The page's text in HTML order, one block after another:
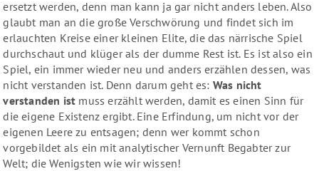
ersetzt werden, denn man kann ja gar nicht anders leben. Also
glaubt man an die große Verschwörung und findet sich im
erlauchten Kreise einer kleinen Elite, die das närrische Spiel
durchschaut und klüger als der dumme Rest ist. Es ist also ein
Spiel, ein immer wieder neu und anders erzählen dessen, was
nicht verstanden ist. Denn darum geht es: Was nicht
verstanden ist muss erzählt werden, damit es einen Sinn für
die eigene Existenz ergibt. Eine Erfindung, um nicht vor der
eigenen Leere zu entsagen; denn wer kommt schon
vorgebildet als ein mit analytischer Vernunft Begabter zur
Welt; die Wenigsten wie wir wissen!